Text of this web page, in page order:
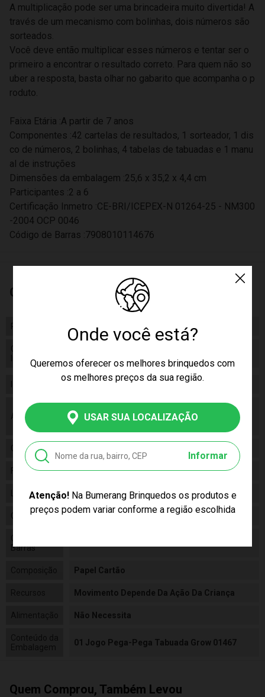
Onde você está?
Queremos oferecer os melhores brinquedos com
os melhores preços da sua região.
USAR SUA LOCALIZAÇÃO
Informar
Atenção!Na Bumerang Brinquedos os produtos e
preços podem variar conforme a região escolhida
A multiplicação pode ser uma brincadeira muito divertida! A
través de um mecanismo com bolinhas, dois números são
sorteados.
Você deve então multiplicar esses números e tentar ser o
primeiro a encontrar o resultado correto. Para quem não so
uber a resposta, basta olhar no gabarito que acompanha o p
roduto.
Faixa Etária :A partir de 7 anos
Componentes :42 cartelas de resultados, 1 sorteador, 1 dis
co de números, 2 bolinhas, 4 tabelas de tabuadas e 1 manu
al de instruções
Dimensões da embalagem :25,6 x 35,2 x 4,4 cm
Participantes :2 a 6
Certificação Inmetro :CE-BRI/ICEPEX-N 01264-25 - NM300
-2004 OCP 0046
Código de Barras :7908010114676
Características
Peso
Certificado/ Selo
Inmetro
003818/2019
Aviso
As cores podem variar entre as imagens
mostradas acima e o produto. Imagens
meramente ilustrativas.
Gênero
Fabricante GROW
Linha Brinquedo
Código 01467
Código de
Barras
Composição Papel Cartão
Movimento Depende Da Ação Da Criança
Não Necessita
01 Jogo Pega-Pega Tabuada Grow 01467
Quem Comprou, Também Levou